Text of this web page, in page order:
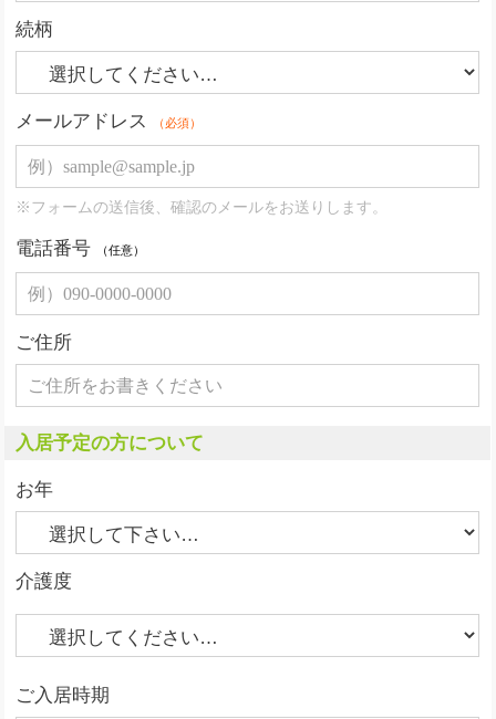
続柄
メールアドレス （必須）
※フォームの送信後、確認のメールをお送りします。
電話番号 （任意）
ご住所
入居予定の方について
お年
介護度
ご入居時期